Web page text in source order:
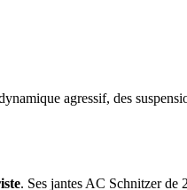
agressif, des
. Ses jantes AC Schnitzer de